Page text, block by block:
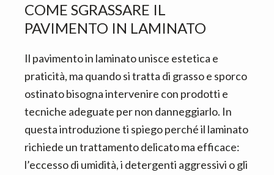
COME SGRASSARE IL
PAVIMENTO IN LAMINATO​
Il pavimento in laminato unisce estetica e
praticità, ma quando si tratta di grasso e sporco
ostinato bisogna intervenire con prodotti e
tecniche adeguate per non danneggiarlo. In
questa introduzione ti spiego perché il laminato
richiede un trattamento delicato ma efficace:
l’eccesso di umidità, i detergenti aggressivi o gli